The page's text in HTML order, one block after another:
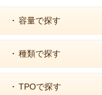
・ 容量で探す
・ 種類で探す
・ TPOで探す